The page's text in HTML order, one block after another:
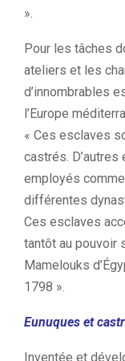
».
Pour les tâches
ateliers et les
d’innombrables
l’Europe
« Ces esclaves
castrés.
employés
différentes
Ces esclaves
tantôt au pouvoir
Mamelouks
1798 ».
Eunuques et
Inventée et